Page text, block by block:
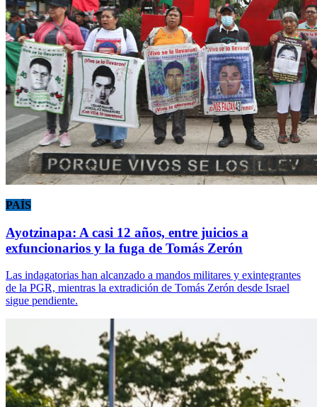
PAÍS
Ayotzinapa: A casi 12 años, entre juicios a
exfuncionarios y la fuga de Tomás Zerón
Las indagatorias han alcanzado a mandos militares y exintegrantes
de la PGR, mientras la extradición de Tomás Zerón desde Israel
sigue pendiente.